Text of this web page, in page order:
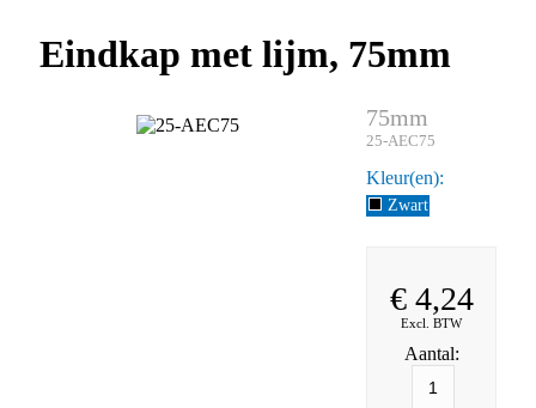
Eindkap met lijm, 75mm
75mm
25-AEC75
Kleur(en)
Zwart
€ 4,24
Excl. BTW
Aantal: